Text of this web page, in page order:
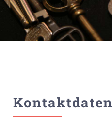
Kontaktdaten